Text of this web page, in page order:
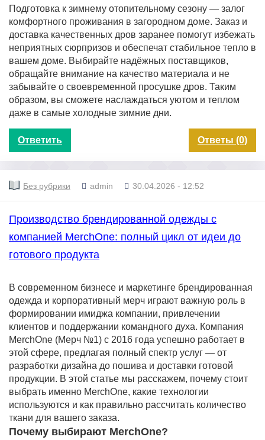
Подготовка к зимнему отопительному сезону — залог
комфортного проживания в загородном доме. Заказ и
доставка качественных дров заранее помогут избежать
неприятных сюрпризов и обеспечат стабильное тепло в
вашем доме. Выбирайте надёжных поставщиков,
обращайте внимание на качество материала и не
забывайте о своевременной просушке дров. Таким
образом, вы сможете наслаждаться уютом и теплом
даже в самые холодные зимние дни.
Ответить Ответы (0)
Без рубрики admin 30.04.2026 - 12:52
Производство брендированной одежды с
компанией MerchOne: полный цикл от идеи до
готового продукта
В современном бизнесе и маркетинге брендированная
одежда и корпоративный мерч играют важную роль в
формировании имиджа компании, привлечении
клиентов и поддержании командного духа. Компания
MerchOne (Мерч №1) с 2016 года успешно работает в
этой сфере, предлагая полный спектр услуг — от
разработки дизайна до пошива и доставки готовой
продукции. В этой статье мы расскажем, почему стоит
выбрать именно MerchOne, какие технологии
используются и как правильно рассчитать количество
ткани для вашего заказа.
Почему выбирают MerchOne?